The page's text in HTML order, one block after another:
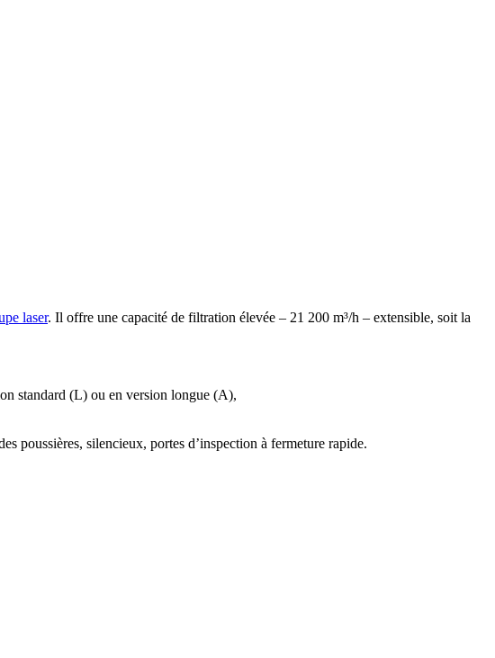
laser. Il offre une capacité de filtration élevée – 21 200 m³/h – extensible, soit la
standard (L) ou en version longue (A),
poussières, silencieux, portes d’inspection à fermeture rapide.